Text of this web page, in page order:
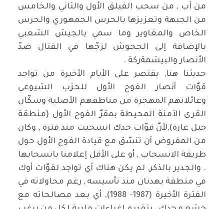
من آب , من سحب الفيلق الأول والثاني والخامس
من الجبهة وتعزيزها بالحرس الجمهوري والحرس
الخاص والمغاوير وما سمي بالجيش الشعبي
بالإضافة إلى الجحوش لزجّها في القتال ضدّ
الأنصار والبيشمةركة .
حديثنا هنا, يقتصر على الأيام الأخيرة من تواجد
قوّات أنصار الفوج الأول للحزب الشيوعي
وعائلاتهم المهجرة من مناطقهم الأصلية وسكّان
القرى الآمنة المحيطة بمقرّ الفوج الأول (منطقة
جبل غارة),لأنّ قوّات حدك انسحبت منذ فترة , وكان
من المفروض أن تنسّق مع قيادة الفوج الأول حول
طريقة الانسحاب , أو على الأقل إعلامنا بانسحابها
. والجدير بالذكر, لم يكن هناك أي تواجد لقوّات أوك
في منطقة بهدنان منذ تأسيسه , رغم محاولاته في
الفترة الأخيرة (1987- 1988), أي بعد مصالحاته مع